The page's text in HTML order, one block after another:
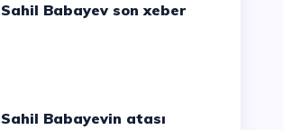
Sahil Babayev son xeber
Sahil Babayevin atası